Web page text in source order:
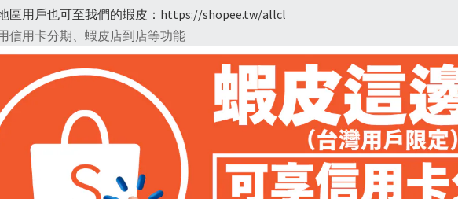
區用戶也可至我們的蝦皮： https://shopee.tw/allcl
信用卡分期、蝦皮店到店等功能